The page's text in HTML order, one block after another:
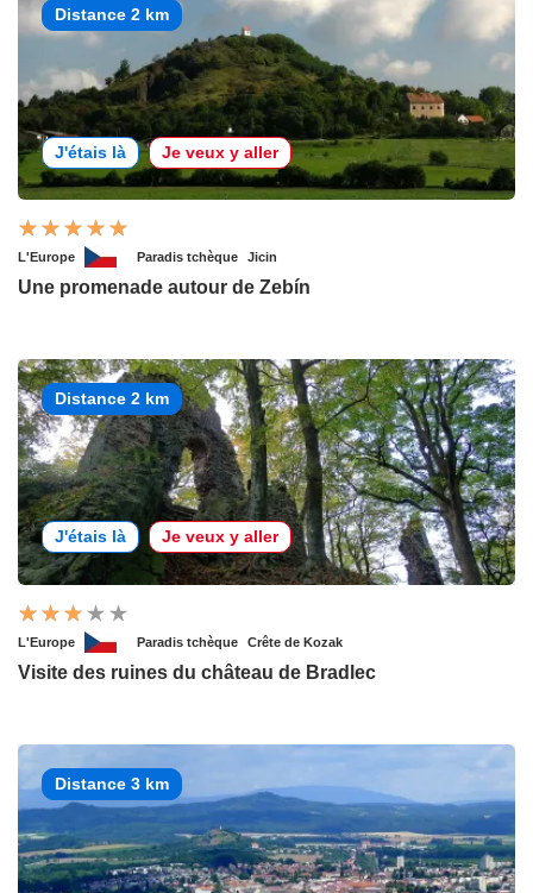
Distance 2 km
J'étais là Je veux y aller
L'Europe Paradis tchèque Jicin
Une promenade autour de Zebín
Distance 2 km
J'étais là Je veux y aller
L'Europe Paradis tchèque Crête de Kozak
Visite des ruines du château de Bradlec
Distance 3 km